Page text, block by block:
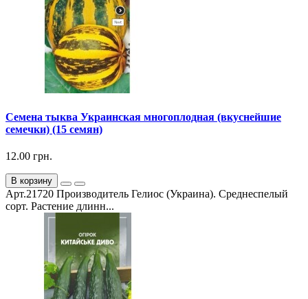
Семена тыква Украинская многоплодная (вкуснейшие
семечки) (15 семян)
12.00 грн.
В корзину
Арт.21720 Производитель Гелиос (Украина). Среднеспелый
сорт. Растение длинн...